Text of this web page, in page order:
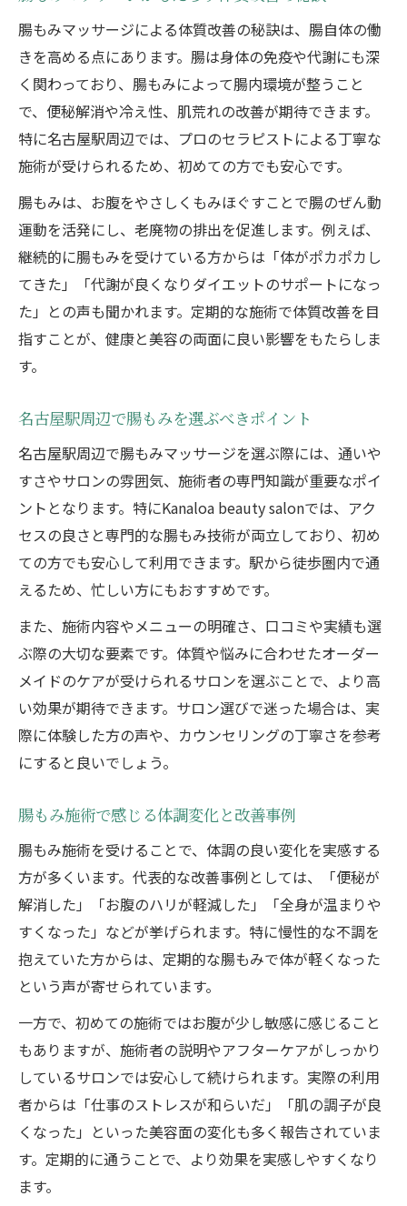
化
腸もみマッサージが癒しをもたらすメカニ
ズム
腸もみでぽっこりお腹や肌トラブルをケア
腸もみの優しい施術と安心感が女性に人気
ほんまでっかTVが特集した腸もみの効果とは
ほんまでっかTVでも話題の腸もみ効果を検
証
腸もみがテレビで紹介された注目ポイント
腸もみマッサージで期待できる体調改善例
腸もみのメディア特集から見る信頼性の高
さ
腸もみマッサージによる体質改善の秘訣は、腸自体の働
きを高める点にあります。腸は身体の免疫や代謝にも深
く関わっており、腸もみによって腸内環境が整うこと
で、便秘解消や冷え性、肌荒れの改善が期待できます。
特に名古屋駅周辺では、プロのセラピストによる丁寧な
施術が受けられるため、初めての方でも安心です。
腸もみは、お腹をやさしくもみほぐすことで腸のぜん動
運動を活発にし、老廃物の排出を促進します。例えば、
継続的に腸もみを受けている方からは「体がポカポカし
てきた」「代謝が良くなりダイエットのサポートになっ
た」との声も聞かれます。定期的な施術で体質改善を目
指すことが、健康と美容の両面に良い影響をもたらしま
す。
名古屋駅周辺で腸もみを選ぶべきポイント
名古屋駅周辺で腸もみマッサージを選ぶ際には、通いや
すさやサロンの雰囲気、施術者の専門知識が重要なポイ
ントとなります。特にKanaloa beauty salonでは、アク
セスの良さと専門的な腸もみ技術が両立しており、初め
ての方でも安心して利用できます。駅から徒歩圏内で通
えるため、忙しい方にもおすすめです。
また、施術内容やメニューの明確さ、口コミや実績も選
ぶ際の大切な要素です。体質や悩みに合わせたオーダー
メイドのケアが受けられるサロンを選ぶことで、より高
い効果が期待できます。サロン選びで迷った場合は、実
際に体験した方の声や、カウンセリングの丁寧さを参考
にすると良いでしょう。
腸もみ施術で感じる体調変化と改善事例
腸もみ施術を受けることで、体調の良い変化を実感する
方が多くいます。代表的な改善事例としては、「便秘が
解消した」「お腹のハリが軽減した」「全身が温まりや
すくなった」などが挙げられます。特に慢性的な不調を
抱えていた方からは、定期的な腸もみで体が軽くなった
という声が寄せられています。
一方で、初めての施術ではお腹が少し敏感に感じること
もありますが、施術者の説明やアフターケアがしっかり
しているサロンでは安心して続けられます。実際の利用
者からは「仕事のストレスが和らいだ」「肌の調子が良
くなった」といった美容面の変化も多く報告されていま
す。定期的に通うことで、より効果を実感しやすくなり
ます。